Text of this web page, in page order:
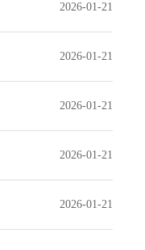
2026-01-21
2026-01-21
2026-01-21
2026-01-21
2026-01-21